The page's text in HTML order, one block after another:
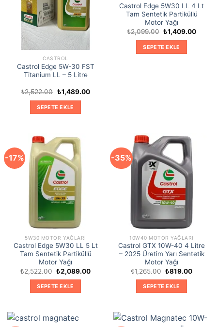
CASTROL
Castrol Edge 5W-30 FST
Titanium LL – 5 Litre
₺2,522.00 Orijinal
fiyat:
₺2,522.00.
₺1,489.00Şu
SEPETE EKLE
Castrol Edge 5W30 LL 4 Lt
Tam Sentetik Partiküllü
Motor Yağı
₺2,099.00 Orijinal
fiyat:
₺2,099.00.
₺1,409.00Şu
SEPETE EKLE
-17%
5W30 MOTOR YAĞLARI
Castrol Edge 5W30 LL 5 Lt
Tam Sentetik Partiküllü
Motor Yağı
₺2,522.00 Orijinal
fiyat:
₺2,522.00.
₺2,089.00Şu
SEPETE EKLE
-35%
10W40 MOTOR YAĞLARI
Castrol GTX 10W-40 4 Litre
– 2025 Üretim Yarı Sentetik
Motor Yağı
₺1,265.00 Orijinal
fiyat:
₺1,265.00.
₺819.00Şu
SEPETE EKLE